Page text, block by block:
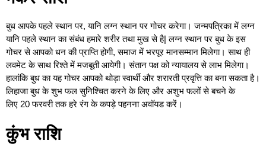
बुध आपके पहले स्थान पर, यानि लग्न स्थान पर गोचर करेगा। जन्मपत्रिका में लग्न
यानि पहले स्थान का संबंध हमारे शरीर तथा मुख से है| लग्न स्थान पर बुध के इस
गोचर से आपको धन की प्राप्ति होगी, समाज में भरपूर मानसम्मान मिलेगा। साथ ही
लवमेट के साथ रिश्ते में मजबूती आयेगी। संतान पक्ष को न्यायालय से लाभ मिलेगा।
हालांकि बुध का यह गोचर आपको थोड़ा स्वार्थी और शरारती प्रवृत्ति का बना सकता है।
लिहाजा बुध के शुभ फल सुनिश्चित करने के लिए और अशुभ फलों से बचने के
लिए 20 फरवरी तक हरे रंग के कपड़े पहनना अवॉयड करें।
कुंभ राशि